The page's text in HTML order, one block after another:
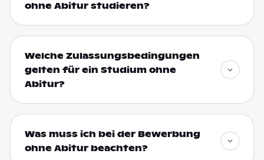
ohne Abitur studieren?
Welche Zulassungsbedingungen
gelten für ein Studium ohne
Abitur?
Was muss ich bei der Bewerbung
ohne Abitur beachten?